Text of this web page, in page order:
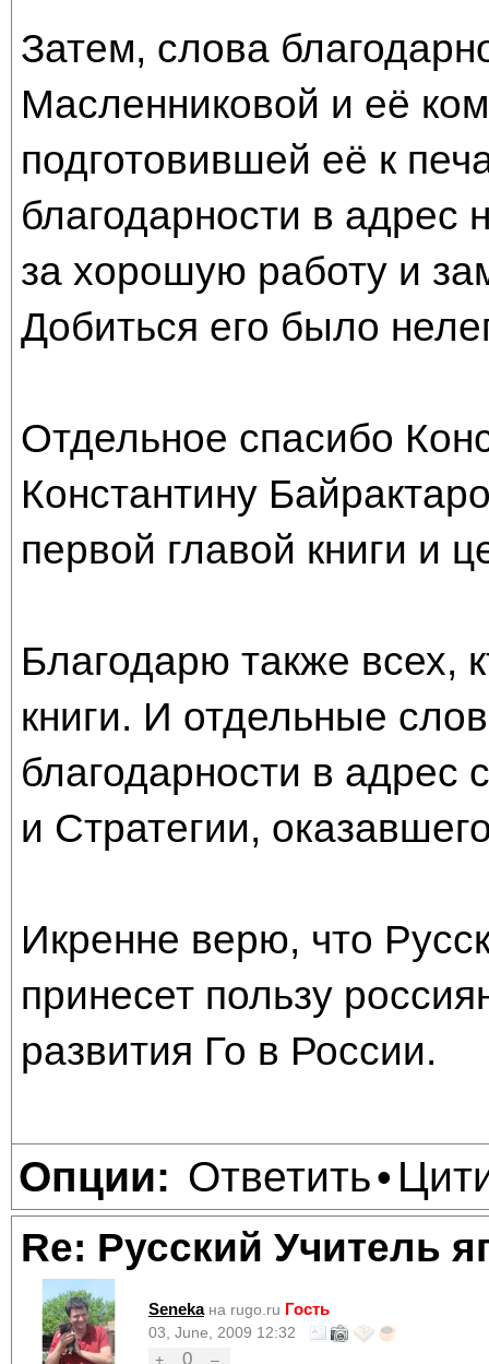
Затем, слова
Масленниковой и её
подготовившей её к
благодарности в адрес
за хорошую работу и
Добиться его было
Отдельное спасибо
Константину
первой главой книги и
Благодарю также всех,
книги. И отдельные
благодарности в
и Стратегии,
Икренне верю, что
принесет пользу
развития Го в России.
Опции: Ответить•
Re: Русский Учитель
Seneka на rugo.ru Гость
03, June, 2009 12:32
+
0 –